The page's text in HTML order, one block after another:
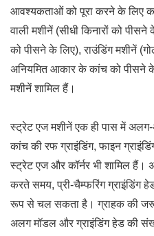
आवश्यकताओं को पूरा करने के लिए
वाली मशीनें (सीधी किनारों को पीसने
को पीसने के लिए), राउंडिंग मशीनें
अनियमित आकार के कांच को पीसने के
मशीनें शामिल हैं।
स्ट्रेट एज मशीनें एक ही पास में
कांच की रफ ग्राइंडिंग, फाइन
स्ट्रेट एज और कॉर्नर भी शामिल
करते समय, प्री-चैम्फरिंग ग्राइंडिंग
रूप से चल सकता है। ग्राहक की
अलग मॉडल और ग्राइंडिंग हेड की